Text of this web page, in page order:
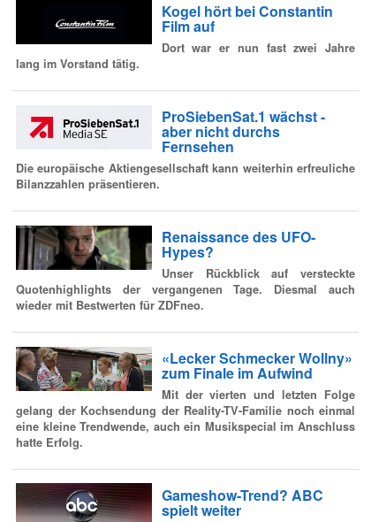
Kogel hört bei Constantin
Film auf
Dort war er nun fast zwei Jahre
lang im Vorstand tätig.
ProSiebenSat.1 wächst -
aber nicht durchs
Fernsehen
Die europäische Aktiengesellschaft kann weiterhin erfreuliche
Bilanzzahlen präsentieren.
Renaissance des UFO-
Hypes?
Unser Rückblick auf versteckte
Quotenhighlights der vergangenen Tage. Diesmal auch
wieder mit Bestwerten für ZDFneo.
«Lecker Schmecker Wollny»
zum Finale im Aufwind
Mit der vierten und letzten Folge
gelang der Kochsendung der Reality-TV-Familie noch einmal
eine kleine Trendwende, auch ein Musikspecial im Anschluss
hatte Erfolg.
Gameshow-Trend? ABC
spielt weiter